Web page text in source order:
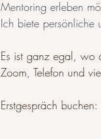
Mentoring erleben
Ich biete persönliche
Es ist ganz egal, wo
Zoom, Telefon und
Erstgespräch buchen: